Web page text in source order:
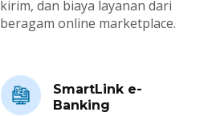
kirim, dan biaya layanan dari
beragam online marketplace.
SmartLink e-
Banking